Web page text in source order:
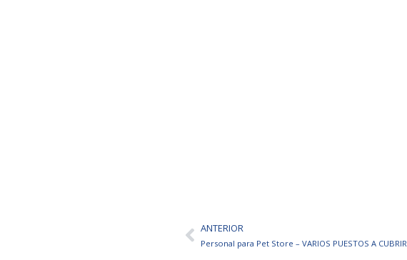
AntANTERIOR
Personal para Pet Store – VARIOS PUESTOS A CUBRIR